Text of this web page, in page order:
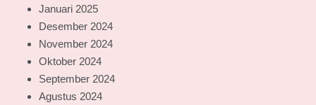
Januari 2025
Desember 2024
November 2024
Oktober 2024
September 2024
Agustus 2024